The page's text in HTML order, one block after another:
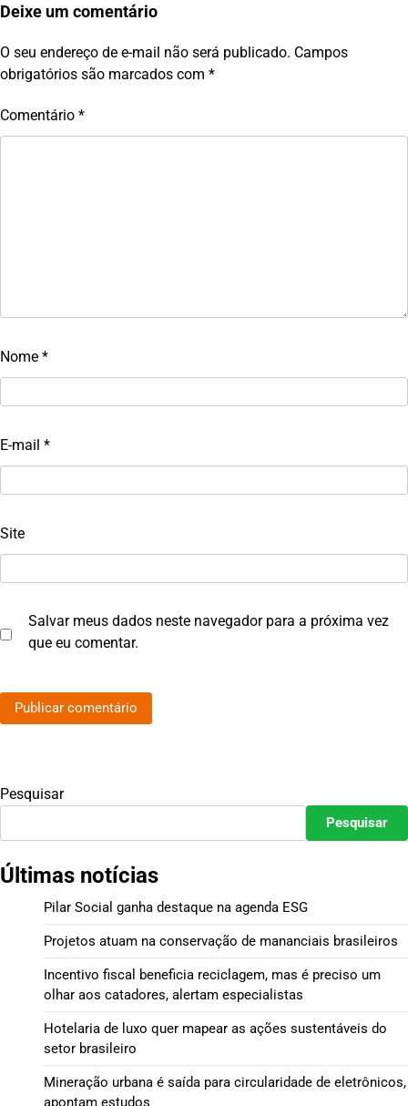
Deixe um comentário
O seu endereço de e-mail não será publicado. Campos
obrigatórios são marcados com *
Comentário *
Nome *
E-mail *
Site
Salvar meus dados neste navegador para a próxima vez
que eu comentar.
Pesquisar
Pesquisar
Últimas notícias
Pilar Social ganha destaque na agenda ESG
Projetos atuam na conservação de mananciais brasileiros
Incentivo fiscal beneficia reciclagem, mas é preciso um
olhar aos catadores, alertam especialistas
Hotelaria de luxo quer mapear as ações sustentáveis do
setor brasileiro
Mineração urbana é saída para circularidade de eletrônicos,
apontam estudos